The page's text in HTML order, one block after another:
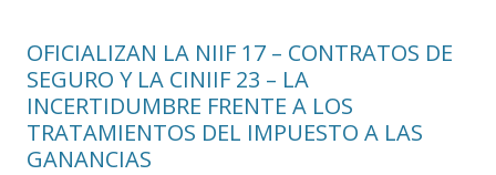
OFICIALIZAN LA NIIF 17 – CONTRATOS DE
SEGURO Y LA CINIIF 23 – LA
INCERTIDUMBRE FRENTE A LOS
TRATAMIENTOS DEL IMPUESTO A LAS
GANANCIAS